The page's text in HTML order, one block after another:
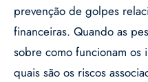
prevenção de golpes
financeiras. Quando as
sobre como funcionam os
quais são os riscos